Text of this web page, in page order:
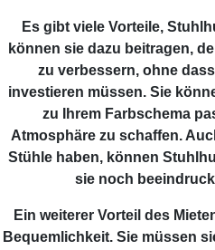
Es gibt viele Vorteile,
können sie dazu beitragen,
zu verbessern, ohne
investieren müssen. Sie
zu Ihrem Farbschema
Atmosphäre zu schaffen.
Stühle haben, können
sie noch
Ein weiterer Vorteil des
Bequemlichkeit. Sie müssen